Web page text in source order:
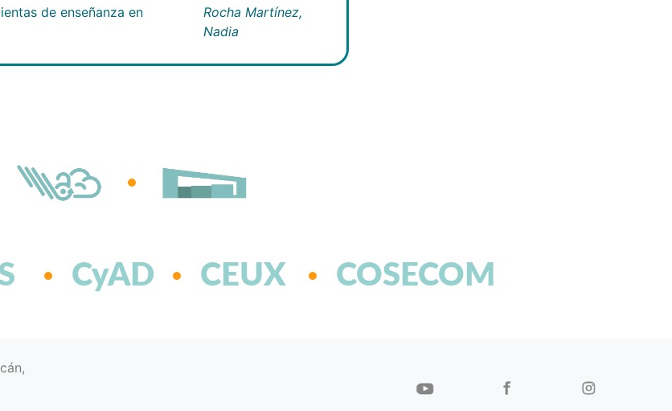
de enseñanza en
Rocha Martínez,
Nadia
CyAD CEUX COSECOM